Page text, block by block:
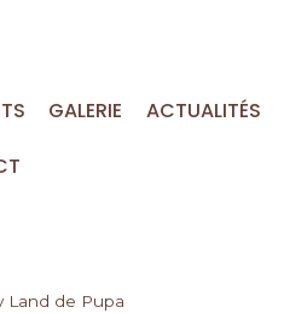
GALERIE ACTUALITÉS
Land de Pupa